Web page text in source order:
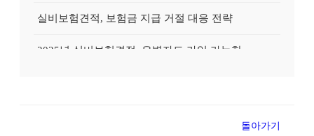
실비보험견적, 보험금 지급 거절 대응 전략
돌아가기